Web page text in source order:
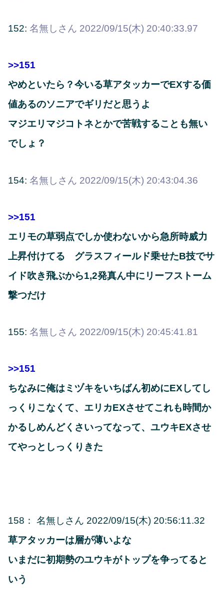
152: 名無しさん 2022/09/15(木) 20:40:33.97
>>151
やめといたら？今いる草アタッカーでEXする価
値あるのソニアでギリだと思うよ
マジエリマジコトネとかで苦戦することも無い
でしょ？
154: 名無しさん 2022/09/15(木) 20:43:04.36
>>151
エリモの草弱点でしか使わないから急所時威力
上昇付けてる グラスフィールド乗せたB技でサ
イド吹き飛ぶから1,2発真ん中にリーフストーム
撃つだけ
155: 名無しさん 2022/09/15(木) 20:45:41.81
>>151
ちなみに俺はミヅキをいちばん初めにEXしてし
っくりこなくて、エリカEXさせてこれも時間か
かるしめんどくさいってなって、ユウキEXさせ
てやっとしっくりきた
158 ： 名無しさん 2022/09/15(木) 20:56:11.32
草アタッカーは層が薄いよな
いまだに初期勢のユウキがトップを争ってると
いう